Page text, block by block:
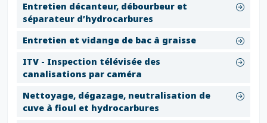
Entretien décanteur, débourbeur et
séparateur d’hydrocarbures
Entretien et vidange de bac à graisse
ITV - Inspection télévisée des
canalisations par caméra
Nettoyage, dégazage, neutralisation de
cuve à fioul et hydrocarbures